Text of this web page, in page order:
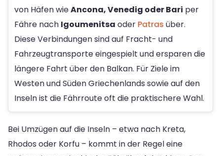
von Häfen wieAncona, Venedig oder Bari per
Fähre nach Igoumenitsa oder Patras über.
Diese Verbindungen sind auf Fracht- und
Fahrzeugtransporte eingespielt und ersparen die
längere Fahrt über den Balkan. Für Ziele im
Westen und Süden Griechenlands sowie auf den
Inseln ist die Fährroute oft die praktischere Wahl.
Bei Umzügen auf die Inseln – etwa nach Kreta,
Rhodos oder Korfu – kommt in der Regel eine